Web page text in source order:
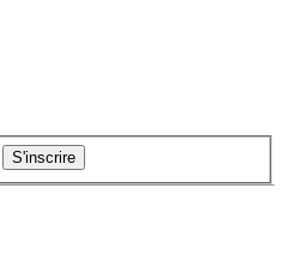
S'inscrire